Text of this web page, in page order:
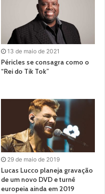
13 de maio de 2021
Péricles se consagra como o
“Rei do Tik Tok”
29 de maio de 2019
Lucas Lucco planeja gravação
de um novo DVD e turnê
europeia ainda em 2019